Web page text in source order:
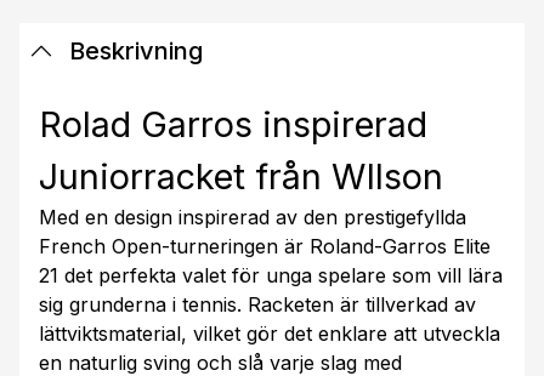
Beskrivning
Rolad Garros inspirerad
Juniorracket från WIlson
Med en design inspirerad av den prestigefyllda
French Open-turneringen är Roland-Garros Elite
21 det perfekta valet för unga spelare som vill lära
sig grunderna i tennis. Racketen är tillverkad av
lättviktsmaterial, vilket gör det enklare att utveckla
en naturlig sving och slå varje slag med